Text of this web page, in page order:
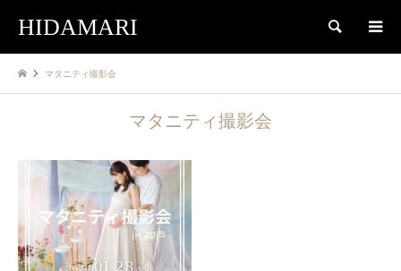
HIDAMARI 検索
マタニティ撮影会
マタニティ撮影会